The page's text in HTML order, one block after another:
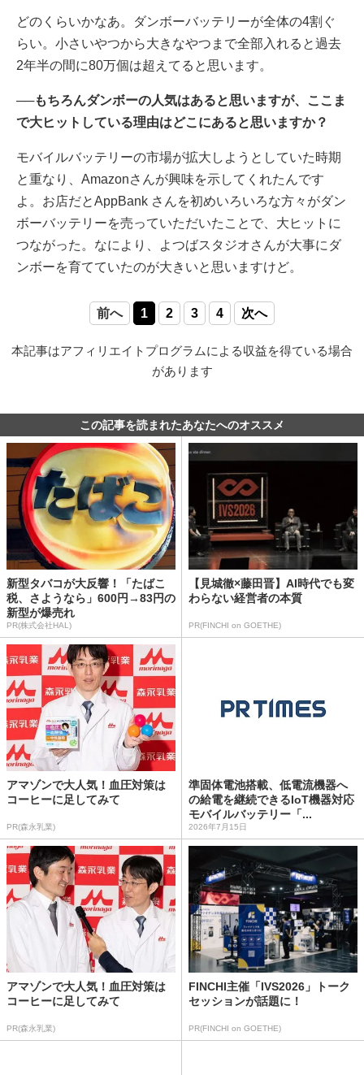
どのくらいかなあ。ダンボーバッテリーが全体の4割ぐ
らい。小さいやつから大きなやつまで全部入れると過去
2年半の間に80万個は超えてると思います。
──もちろんダンボーの人気はあると思いますが、ここま
で大ヒットしている理由はどこにあると思いますか？
モバイルバッテリーの市場が拡大しようとしていた時期
と重なり、Amazonさんが興味を示してくれたんです
よ。お店だとAppBank さんを初めいろいろな方々がダン
ボーバッテリーを売っていただいたことで、大ヒットに
つながった。なにより、よつばスタジオさんが大事にダ
ンボーを育てていたのが大きいと思いますけど。
前へ 1 2 3 4 次へ
本記事はアフィリエイトプログラムによる収益を得ている場合
があります
この記事を読まれたあなたへのオススメ
新型タバコが大反響！「たばこ
税、さようなら」600円→83円の
新型が爆売れ
PR(株式会社HAL)
【見城徹×藤田晋】AI時代でも変
わらない経営者の本質
PR(FINCHI on GOETHE)
アマゾンで大人気！血圧対策は
コーヒーに足してみて
PR(森永乳業)
準固体電池搭載、低電流機器へ
の給電を継続できるIoT機器対応
モバイルバッテリー「...
2026年7月15日
アマゾンで大人気！血圧対策は
コーヒーに足してみて
PR(森永乳業)
FINCHI主催「IVS2026」トーク
セッションが話題に！
PR(FINCHI on GOETHE)